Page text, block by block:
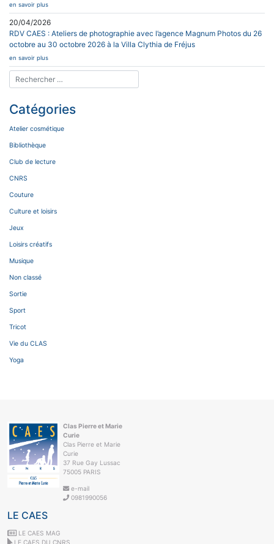
en savoir plus
20/04/2026
RDV CAES : Ateliers de photographie avec l’agence Magnum Photos du 26
octobre au 30 octobre 2026 à la Villa Clythia de Fréjus
en savoir plus
Catégories
Atelier cosmétique
Bibliothèque
Club de lecture
CNRS
Couture
Culture et loisirs
Jeux
Loisirs créatifs
Musique
Non classé
Sortie
Sport
Tricot
Vie du CLAS
Yoga
Clas Pierre et Marie
Curie
Clas Pierre et Marie
Curie
37 Rue Gay Lussac
75005 PARIS
e-mail
0981990056
LE CAES
LE CAES MAG
LE CAES DU CNRS